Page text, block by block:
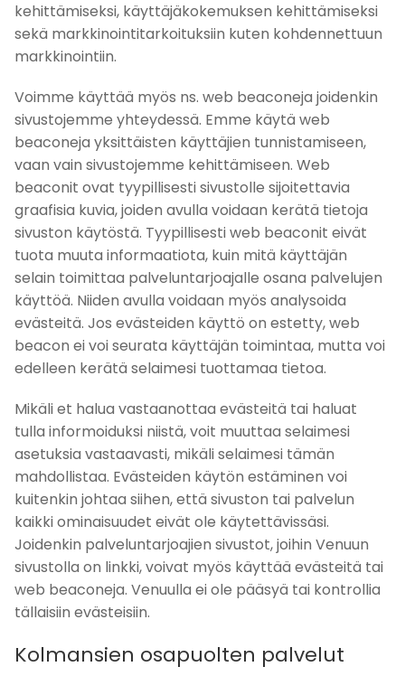
kehittämiseksi, käyttäjäkokemuksen kehittämiseksi
sekä markkinointitarkoituksiin kuten kohdennettuun
markkinointiin.
Voimme käyttää myös ns. web beaconeja joidenkin
sivustojemme yhteydessä. Emme käytä web
beaconeja yksittäisten käyttäjien tunnistamiseen,
vaan vain sivustojemme kehittämiseen. Web
beaconit ovat tyypillisesti sivustolle sijoitettavia
graafisia kuvia, joiden avulla voidaan kerätä tietoja
sivuston käytöstä. Tyypillisesti web beaconit eivät
tuota muuta informaatiota, kuin mitä käyttäjän
selain toimittaa palveluntarjoajalle osana palvelujen
käyttöä. Niiden avulla voidaan myös analysoida
evästeitä. Jos evästeiden käyttö on estetty, web
beacon ei voi seurata käyttäjän toimintaa, mutta voi
edelleen kerätä selaimesi tuottamaa tietoa.
Mikäli et halua vastaanottaa evästeitä tai haluat
tulla informoiduksi niistä, voit muuttaa selaimesi
asetuksia vastaavasti, mikäli selaimesi tämän
mahdollistaa. Evästeiden käytön estäminen voi
kuitenkin johtaa siihen, että sivuston tai palvelun
kaikki ominaisuudet eivät ole käytettävissäsi.
Joidenkin palveluntarjoajien sivustot, joihin Venuun
sivustolla on linkki, voivat myös käyttää evästeitä tai
web beaconeja. Venuulla ei ole pääsyä tai kontrollia
tällaisiin evästeisiin.
Kolmansien osapuolten palvelut